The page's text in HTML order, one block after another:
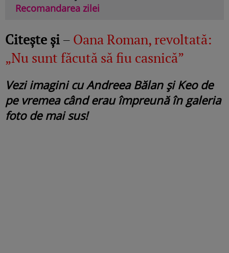
Recomandarea zilei
Citește și – Oana Roman, revoltată:
„Nu sunt făcută să fiu casnică”
Vezi imagini cu Andreea Bălan și Keo de
pe vremea când erau împreună în galeria
foto de mai sus!